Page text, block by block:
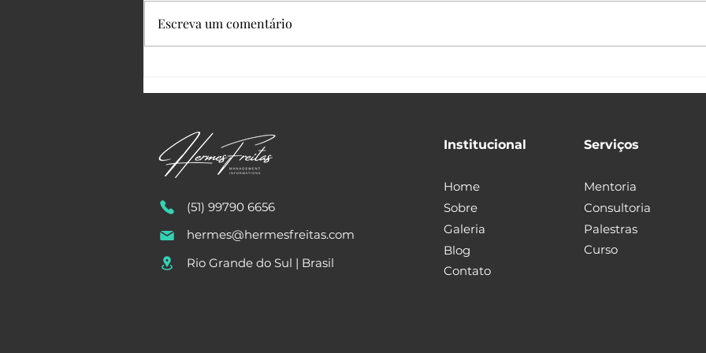
Sintaxe!
X
Escreva um comentário
(51) 99790 6656
hermes@hermesfreitas.com
Rio Grande do Sul | Brasil
Institucional
Home
Sobre
Galeria
Blog
Serviços
Mentoria
Consultoria
Palestras
Curso
Contato